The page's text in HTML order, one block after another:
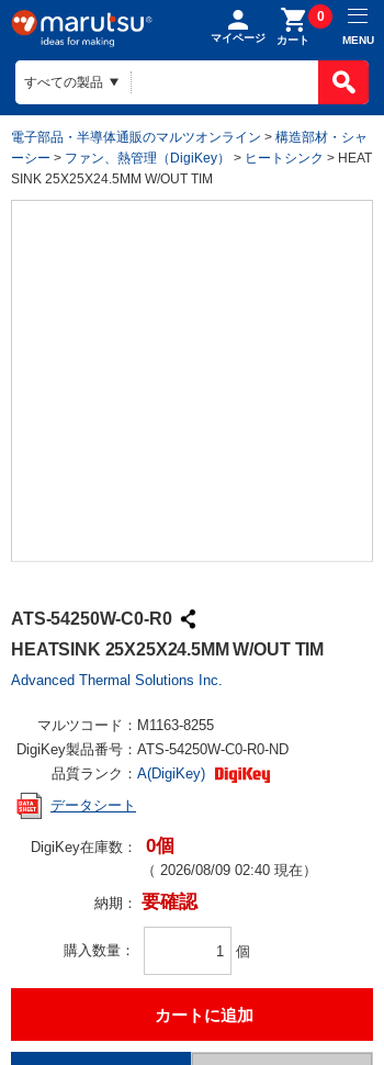
マイページ カート
0
MENU
電子部品・半導体通販のマルツオンライン > 構造部材・シャ
ーシー > ファン、熱管理（DigiKey） > ヒートシンク > HEAT
SINK 25X25X24.5MM W/OUT TIM
ATS-54250W-C0-R0
HEATSINK 25X25X24.5MM W/OUT TIM
Advanced Thermal Solutions Inc.
マルツコード： M1163-8255
DigiKey製品番号： ATS-54250W-C0-R0-ND
品質ランク： A(DigiKey)
データシート
DigiKey在庫数： 0個
（ 2026/08/09 02:40 現在）
納期： 要確認
購入数量 個